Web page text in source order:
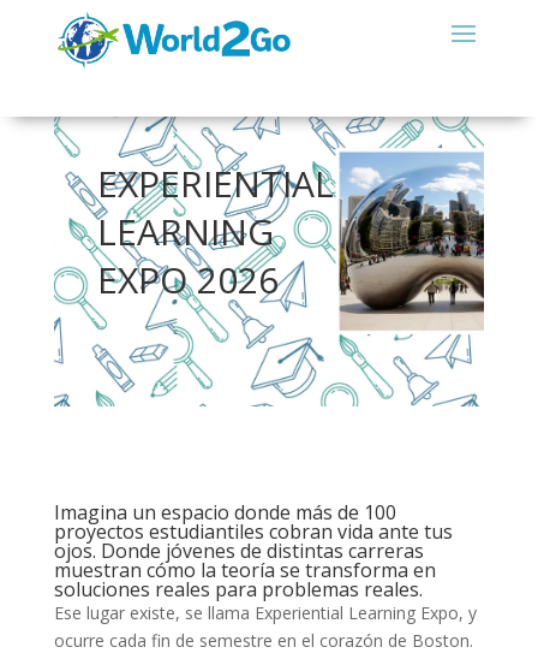
EXPERIENTIAL
LEARNING
EXPO 2026
Imagina un espacio donde más de 100
proyectos estudiantiles cobran vida ante tus
ojos. Donde jóvenes de distintas carreras
muestran cómo la teoría se transforma en
soluciones reales para problemas reales.
Ese lugar existe, se llama Experiential Learning Expo, y
ocurre cada fin de semestre en el corazón de Boston.